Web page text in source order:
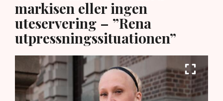
markisen eller ingen
uteservering – ”Rena
utpressningssituationen”